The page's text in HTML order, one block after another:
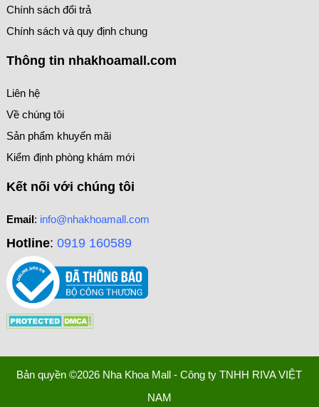
Chính sách đổi trả
Chính sách và quy định chung
Thông tin nhakhoamall.com
Liên hệ
Về chúng tôi
Sản phẩm khuyến mãi
Kiểm định phòng khám mới
Kết nối với chúng tôi
Email: info@nhakhoamall.com
Hotline: 0919 160589
Bản quyền ©2026 Nha Khoa Mall - Công ty TNHH RIVA VIỆT
NAM